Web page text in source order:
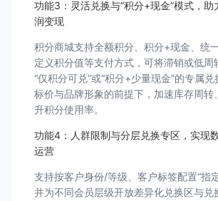
功能3：灵活兑换与“积分+现金”模式，助
润变现
积分商城支持全额积分、积分+现金、统
定义积分值等支付方式，可将滞销或低周
“仅积分可兑”或“积分+少量现金”的专属
标价与品牌形象的前提下，加速库存周转
升积分使用率。
功能4：人群限制与分层兑换专区，实现
运营
支持按客户身份/等级、客户标签配置“指
并为不同会员层级开放差异化兑换区与兑